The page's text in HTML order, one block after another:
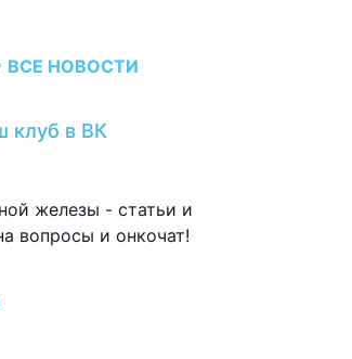
ВСЕ НОВОСТИ
клуб в ВК
железы - статьи и
вопросы и онкочат!